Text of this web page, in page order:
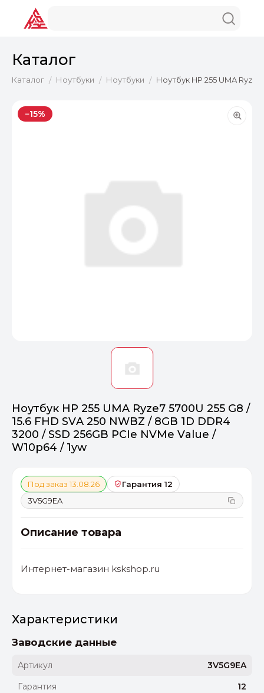
Каталог
Каталог / Ноутбуки / Ноутбуки / Ноутбук HP 255 UMA
−15%
Ноутбук HP 255 UMA Ryze7 5700U 255 G8 /
15.6 FHD SVA 250 NWBZ / 8GB 1D DDR4
3200 / SSD 256GB PCIe NVMe Value /
W10p64 / 1yw
Под заказ 13.08.26
Гарантия 12
3V5G9EA
Описание товара
Интернет-магазин kskshop.ru
Характеристики
Заводские данные
Артикул
3V5G9EA
Гарантия
12